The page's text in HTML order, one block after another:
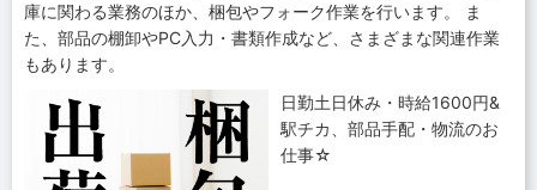
庫に関わる業務のほか、梱包やフォーク作業を行います。 ま
た、部品の棚卸やPC入力・書類作成など、さまざまな関連作業
もあります。
日勤土日休み・時給1600円&
駅チカ、部品手配・物流のお
仕事☆